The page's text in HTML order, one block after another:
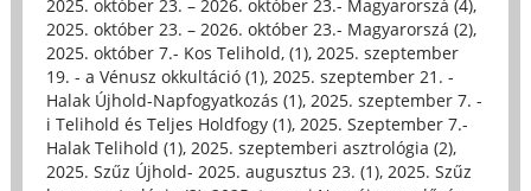
2025. október 23. – 2026. október 23.- Magyarorszá (4),
2025. október 23. – 2026. október 23.- Magyarorszá (2),
2025. október 7.- Kos Telihold, (1), 2025. szeptember
19. - a Vénusz okkultáció (1), 2025. szeptember 21. -
Halak Újhold-Napfogyatkozás (1), 2025. szeptember 7. -
i Telihold és Teljes Holdfogy (1), 2025. Szeptember 7.-
Halak Telihold (1), 2025. szeptemberi asztrológia (2),
2025. Szűz Újhold- 2025. augusztus 23. (1), 2025. Szűz